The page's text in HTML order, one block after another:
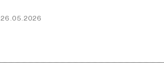
26.05.2026